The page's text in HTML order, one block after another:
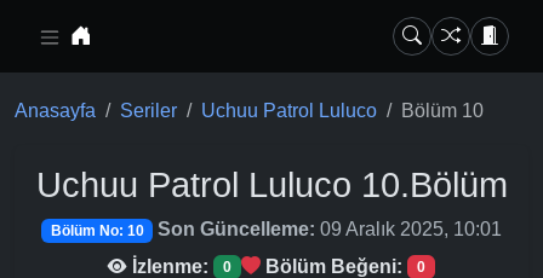
Anasayfa Seriler Uchuu Patrol Luluco Bölüm 10
Uchuu Patrol Luluco 10.Bölüm
Bölüm No: 10 Son Güncelleme: 09 Aralık 2025, 10:01
İzlenme:
0 Bölüm Beğeni: 0